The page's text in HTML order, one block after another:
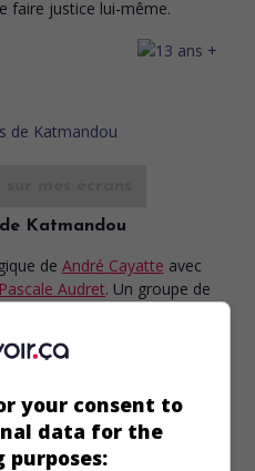
faire justice lui-même.
de Katmandou
de André Cayatte avec
Pascale Audret. Un groupe de
d'usage de drogue.
your consent to
data for the